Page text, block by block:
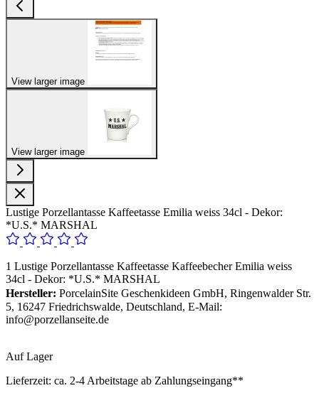
View larger image
View larger image
Lustige Porzellantasse Kaffeetasse Emilia weiss 34cl - Dekor:
*U.S.* MARSHAL
1 Lustige Porzellantasse Kaffeetasse Kaffeebecher Emilia weiss
34cl - Dekor: *U.S.* MARSHAL
Hersteller: PorcelainSite Geschenkideen GmbH, Ringenwalder Str.
5, 16247 Friedrichswalde, Deutschland, E-Mail:
info@porzellanseite.de
Auf Lager
Lieferzeit: ca. 2-4 Arbeitstage ab Zahlungseingang**